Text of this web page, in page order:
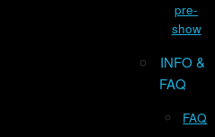
pre-
show
INFO &
FAQ
FAQ